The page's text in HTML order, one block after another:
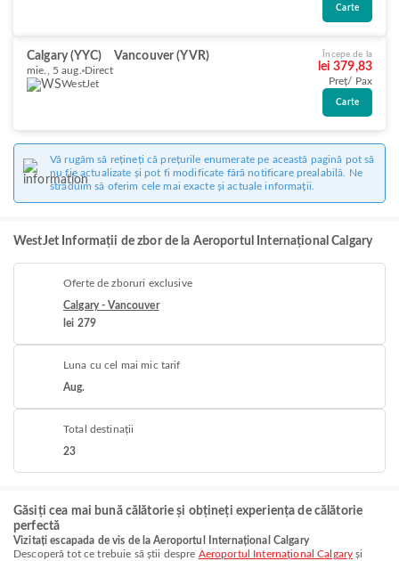
Carte
Calgary (YYC) Vancouver (YVR)
mie., 5 aug. Direct
WestJet
Începe de la
lei 379,83
Preț/ Pax
Carte
Vă rugăm să rețineți că prețurile enumerate pe această pagină pot să
nu fie actualizate și pot fi modificate fără notificare prealabilă. Ne
străduim să oferim cele mai exacte și actuale informații.
WestJet Informații de zbor de la Aeroportul Internațional Calgary
Oferte de zboruri exclusive
Calgary - Vancouver
lei 279
Luna cu cel mai mic tarif
Aug.
Total destinații
23
Găsiți cea mai bună călătorie și obțineți experiența de călătorie
perfectă
Vizitați escapada de vis de la Aeroportul Internațional Calgary
Descoperă tot ce trebuie să știi despre Aeroportul Internațional Calgary și